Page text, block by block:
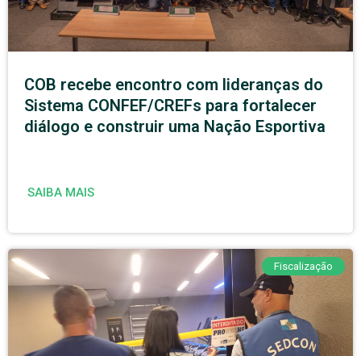
COB recebe encontro com lideranças do
Sistema CONFEF/CREFs para fortalecer
diálogo e construir uma Nação Esportiva
SAIBA MAIS
Fiscalização